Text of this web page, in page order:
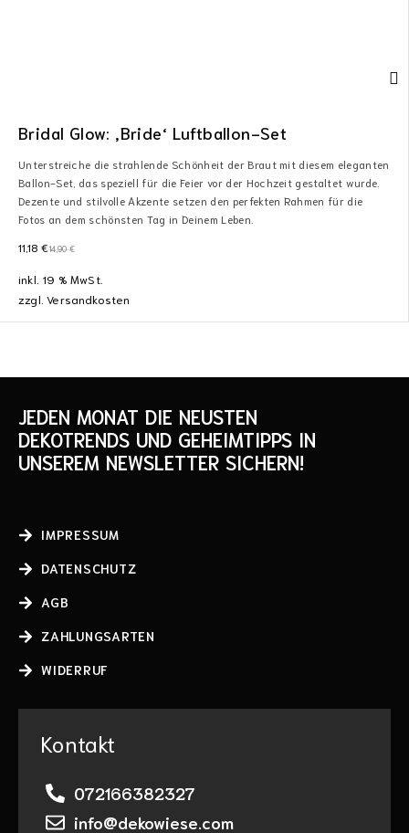
Bridal Glow: ‚Bride‘ Luftballon-Set
Unterstreiche die strahlende Schönheit der Braut mit diesem eleganten
Ballon-Set, das speziell für die Feier vor der Hochzeit gestaltet wurde.
Dezente und stilvolle Akzente setzen den perfekten Rahmen für die
Fotos an dem schönsten Tag in Deinem Leben.
14,90€
11,18 €
inkl. 19 % MwSt.
zzgl.Versandkosten
JEDEN MONAT DIE NEUSTEN
DEKOTRENDS UND GEHEIMTIPPS IN
UNSEREM NEWSLETTER SICHERN!
IMPRESSUM
DATENSCHUTZ
AGB
ZAHLUNGSARTEN
WIDERRUF
Kontakt
072166382327
info@dekowiese.com